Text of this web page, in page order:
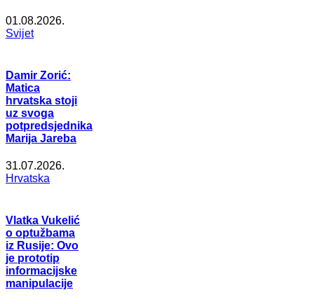
01.08.2026.
Svijet
Damir Zorić:
Matica
hrvatska stoji
uz svoga
potpredsjednika
Marija Jareba
31.07.2026.
Hrvatska
Vlatka Vukelić
o optužbama
iz Rusije: Ovo
je prototip
informacijske
manipulacije